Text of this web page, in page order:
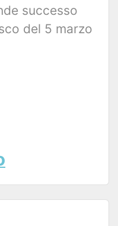
successo
del 5 marzo